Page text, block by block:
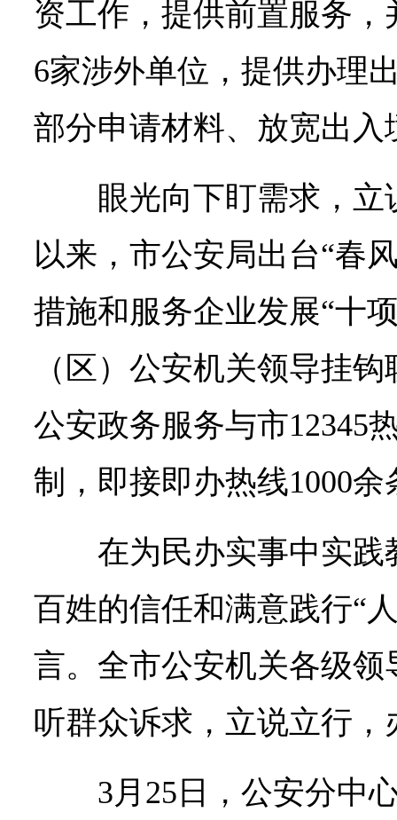
资工作，提供前置服务，
6家涉外单位，提供办理
部分申请材料、放宽出
眼光向下盯需求，
以来，市公安局出台“春
措施和服务企业发展“十
（区）公安机关领导挂
公安政务服务与市12345
制，即接即办热线1000
在为民办实事中实
百姓的信任和满意践行“
言。全市公安机关各级
听群众诉求，立说立行，
3月25日，公安分中